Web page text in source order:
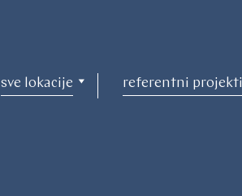
sve lokacije referentni projekti